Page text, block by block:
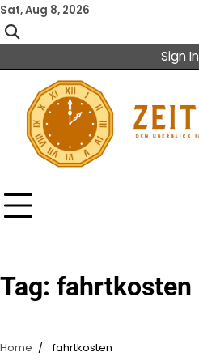
Skip
to
content
Sat, Aug 8, 2026
Sign In
Tag: fahrtkosten
Home fahrtkosten